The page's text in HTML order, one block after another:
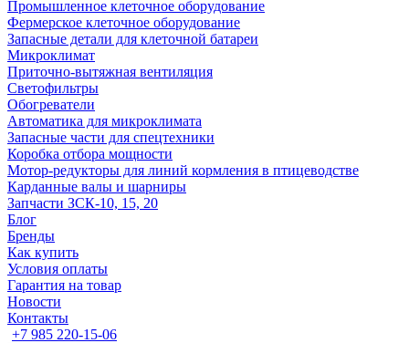
Промышленное клеточное оборудование
Фермерское клеточное оборудование
Запасные детали для клеточной батареи
Микроклимат
Приточно-вытяжная вентиляция
Светофильтры
Обогреватели
Автоматика для микроклимата
Запасные части для спецтехники
Коробка отбора мощности
Мотор-редукторы для линий кормления в птицеводстве
Карданные валы и шарниры
Запчасти ЗСК-10, 15, 20
Блог
Бренды
Как купить
Условия оплаты
Гарантия на товар
Новости
Контакты
+7 985 220-15-06